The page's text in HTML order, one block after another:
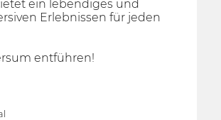
ein lebendiges und
Erlebnissen für jeden
entführen!